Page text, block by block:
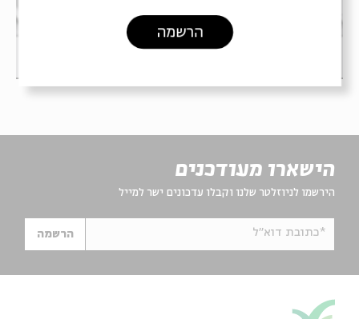
הישארו מעודכנים
הירשמו לניוזלטר שלנו וקבלו עדכונים ישר למייל
*כתובת דוא"ל הרשמה
הרשמה